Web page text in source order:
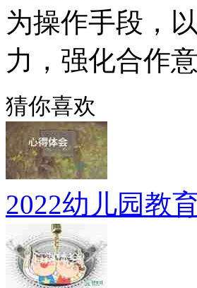
为操作手段，
力，强化合作意
猜你喜欢
2022幼儿园教